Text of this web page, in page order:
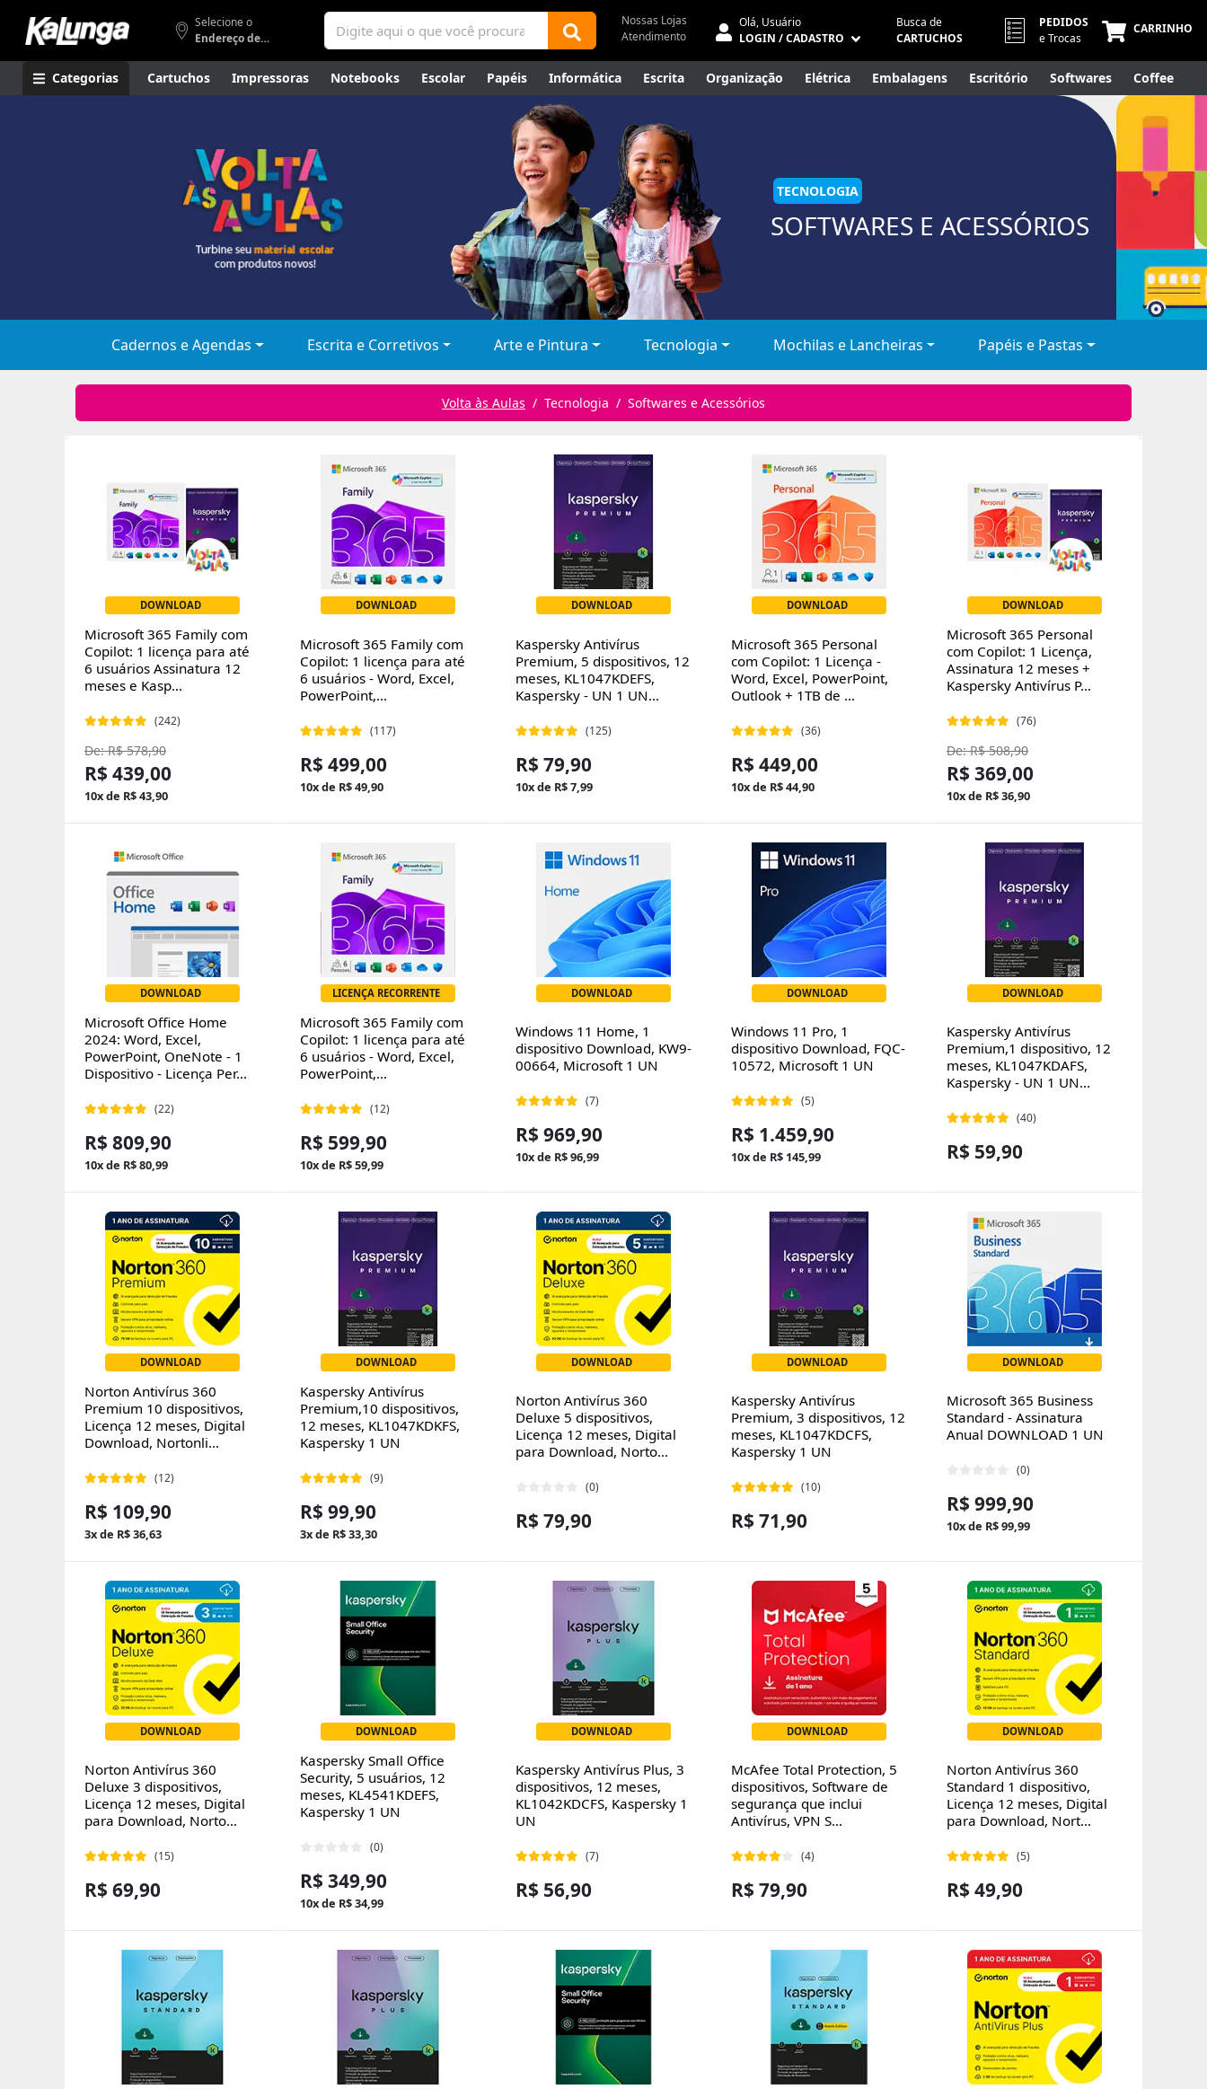
Selecione o
Endereço de entrega
Nossas Lojas
Atendimento
Olá, Usuário
LOGIN / CADASTRO
Busca de
CARTUCHOS
PEDIDOS
e Trocas
CARRINHO
Categorias Cartuchos Impressoras Notebooks Escolar Papéis Informática Escrita Organização Elétrica Embalagens Escritório Softwares Coffee
Envelopes
Smart Home
Canetas Luxo
Outlet
TECNOLOGIA
SOFTWARES E ACESSÓRIOS
Cadernos e Agendas Escrita e Corretivos Arte e Pintura Tecnologia Mochilas e Lancheiras Papéis e Pastas
Volta às Aulas Tecnologia Softwares e Acessórios
DOWNLOAD
Microsoft 365 Family com
Copilot: 1 licença para até
6 usuários Assinatura 12
meses e Kasp...
(242)
De: R$ 578,90
R$ 439,00
10x de R$ 43,90
DOWNLOAD
Microsoft 365 Family com
Copilot: 1 licença para até
6 usuários - Word, Excel,
PowerPoint,...
(117)
R$ 499,00
10x de R$ 49,90
DOWNLOAD
Kaspersky Antivírus
Premium, 5 dispositivos, 12
meses, KL1047KDEFS,
Kaspersky - UN 1 UN...
(125)
R$ 79,90
10x de R$ 7,99
DOWNLOAD
Microsoft 365 Personal
com Copilot: 1 Licença -
Word, Excel, PowerPoint,
Outlook + 1TB de ...
(36)
R$ 449,00
10x de R$ 44,90
DOWNLOAD
Microsoft 365 Personal
com Copilot: 1 Licença,
Assinatura 12 meses +
Kaspersky Antivírus P...
(76)
De: R$ 508,90
R$ 369,00
10x de R$ 36,90
DOWNLOAD
Microsoft Office Home
2024: Word, Excel,
PowerPoint, OneNote - 1
Dispositivo - Licença Per...
(22)
R$ 809,90
10x de R$ 80,99
LICENÇA RECORRENTE
Microsoft 365 Family com
Copilot: 1 licença para até
6 usuários - Word, Excel,
PowerPoint,...
(12)
R$ 599,90
10x de R$ 59,99
DOWNLOAD
Windows 11 Home, 1
dispositivo Download, KW9-
00664, Microsoft 1 UN
(7)
R$ 969,90
10x de R$ 96,99
DOWNLOAD
Windows 11 Pro, 1
dispositivo Download, FQC-
10572, Microsoft 1 UN
(5)
R$ 1.459,90
10x de R$ 145,99
DOWNLOAD
Kaspersky Antivírus
Premium,1 dispositivo, 12
meses, KL1047KDAFS,
Kaspersky - UN 1 UN...
(40)
R$ 59,90
DOWNLOAD
Norton Antivírus 360
Premium 10 dispositivos,
Licença 12 meses, Digital
Download, Nortonli...
(12)
R$ 109,90
3x de R$ 36,63
DOWNLOAD
Kaspersky Antivírus
Premium,10 dispositivos,
12 meses, KL1047KDKFS,
Kaspersky 1 UN
(9)
R$ 99,90
3x de R$ 33,30
DOWNLOAD
Norton Antivírus 360
Deluxe 5 dispositivos,
Licença 12 meses, Digital
para Download, Norto...
(0)
R$ 79,90
DOWNLOAD
Kaspersky Antivírus
Premium, 3 dispositivos, 12
meses, KL1047KDCFS,
Kaspersky 1 UN
(10)
R$ 71,90
DOWNLOAD
Microsoft 365 Business
Standard - Assinatura
Anual DOWNLOAD 1 UN
(0)
R$ 999,90
10x de R$ 99,99
DOWNLOAD
Norton Antivírus 360
Deluxe 3 dispositivos,
Licença 12 meses, Digital
para Download, Norto...
(15)
R$ 69,90
DOWNLOAD
Kaspersky Small Office
Security, 5 usuários, 12
meses, KL4541KDEFS,
Kaspersky 1 UN
(0)
R$ 349,90
10x de R$ 34,99
DOWNLOAD
Kaspersky Antivírus Plus, 3
dispositivos, 12 meses,
KL1042KDCFS, Kaspersky 1
UN
(7)
R$ 56,90
DOWNLOAD
McAfee Total Protection, 5
dispositivos, Software de
segurança que inclui
Antivírus, VPN S...
(4)
R$ 79,90
DOWNLOAD
Norton Antivírus 360
Standard 1 dispositivo,
Licença 12 meses, Digital
para Download, Nort...
(5)
R$ 49,90